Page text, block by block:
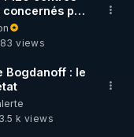
(stages,
par
toute la
views
Bogdanoff : le
3.5 k views